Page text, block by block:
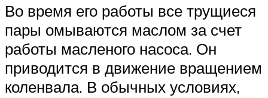
Во время его работы все трущиеся
пары омываются маслом за счет
работы масленого насоса. Он
приводится в движение вращением
коленвала. В обычных условиях,